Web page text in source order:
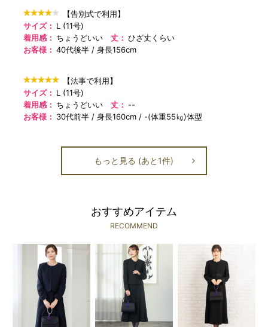
【告別式で利用】
サイズ： L (11号)
着用感： ちょうどいい 丈：ひざ丈くらい
お客様：40代後半 身長156cm
【法事で利用】
サイズ： L (11号)
着用感： ちょうどいい 丈： --
お客様： 30代前半 身長160cm -(体重55㎏)体型
もっと見る (あと1件)
おすすめアイテム
RECOMMEND